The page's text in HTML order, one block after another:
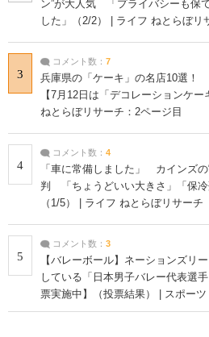
ン”が大人気 「プライバシーも保
した」（2/2） | ライフ ねとらぼリ
3
コメント数： 7
兵庫県の「ケーキ」の名店10選！
【7月12日は「デコレーションケ
ねとらぼリサーチ：2ページ目
4
コメント数： 4
「車に常備しました」 カインズ
判 「ちょうどいい大きさ」「保冷
（1/5） | ライフ ねとらぼリサーチ
5
コメント数： 3
【バレーボール】ネーションズリ
している「日本男子バレー代表選
票実施中】（投票結果） | スポー